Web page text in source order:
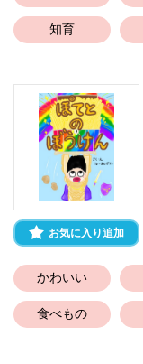
知育
お気に入り追加
かわいい
食べもの